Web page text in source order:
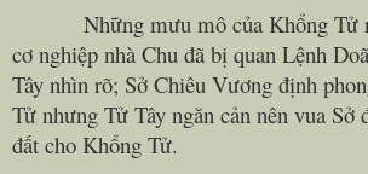
Những mưu mô của Khổng Tử
cơ nghiệp nhà Chu đã bị quan Lệnh
Tây nhìn rõ; Sở Chiêu Vương định
Tử nhưng Tử Tây ngăn cản nên vua Sở
đất cho Khổng Tử.